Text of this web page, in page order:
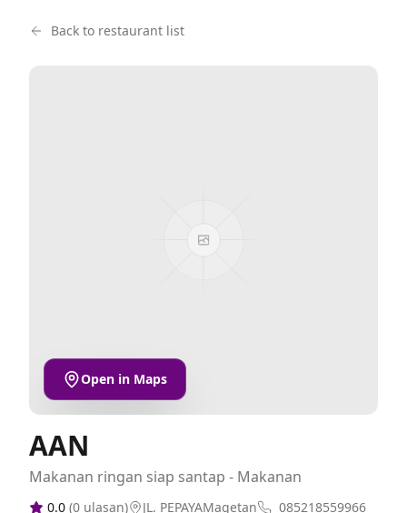
Back to restaurant list
Open in Maps
AAN
Makanan ringan siap santap - Makanan
0.0 (0 ulasan) JL. PEPAYAMagetan 085218559966